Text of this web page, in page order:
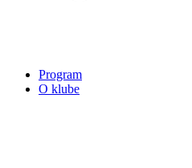
Program
O klube